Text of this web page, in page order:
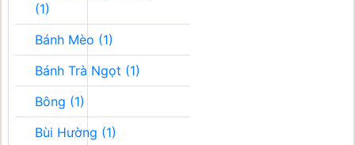
(1)
Bánh Mèo (1)
Bánh Trà Ngọt (1)
Bông (1)
Bùi Hường (1)